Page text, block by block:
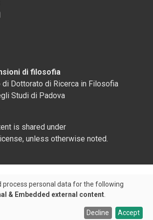
di filosofia
di Dottorato di Ricerca in Filosofia
Studi di Padova
is shared under
unless otherwise noted.
Press - Università degli Studi di Padova
process personal data for the following
& Embedded external content
Decline Accept